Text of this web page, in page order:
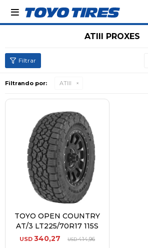

ATIII PROXES
Filtrando por: ATIII
TOYO OPEN COUNTRY
AT/3 LT225/70R17 115S
USD 340,27 USD414,96